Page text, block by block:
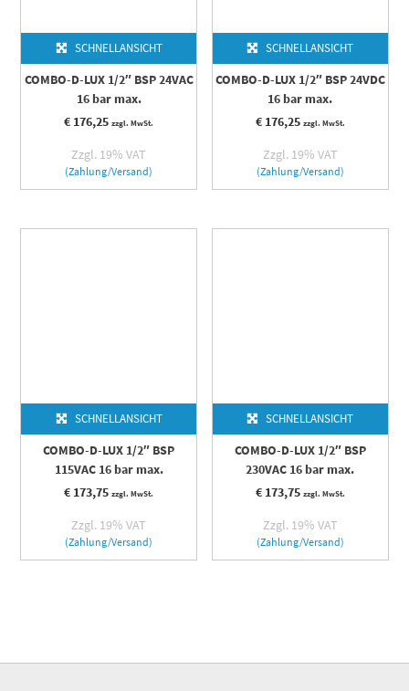
SCHNELLANSICHT
COMBO-D-LUX 1/2″ BSP 24VAC
16 bar max.
€ 176,25 zzgl. MwSt.
Zzgl. 19% VAT
(Zahlung/Versand)
SCHNELLANSICHT
COMBO-D-LUX 1/2″ BSP 24VDC
16 bar max.
€176,25 zzgl. MwSt.
Zzgl. 19% VAT
(Zahlung/Versand)
SCHNELLANSICHT
COMBO-D-LUX 1/2″ BSP
115VAC 16 bar max.
€ 173,75 zzgl. MwSt.
Zzgl. 19% VAT
(Zahlung/Versand)
SCHNELLANSICHT
COMBO-D-LUX 1/2″ BSP
230VAC 16 bar max.
€173,75 zzgl. MwSt.
Zzgl. 19% VAT
(Zahlung/Versand)